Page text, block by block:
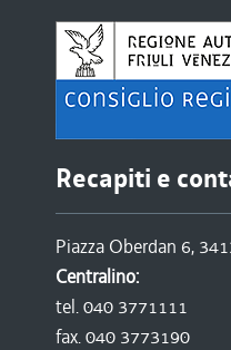
Recapiti e
Piazza Oberdan 6,
Centralino:
tel. 040 3771111
fax. 040 3773190